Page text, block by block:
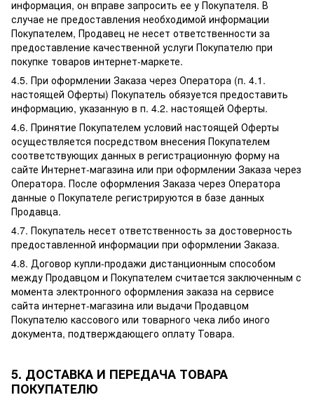
информация, он вправе запросить ее у Покупателя. В
случае не предоставления необходимой информации
Покупателем, Продавец не несет ответственности за
предоставление качественной услуги Покупателю при
покупке товаров интернет-маркете.
4.5. При оформлении Заказа через Оператора (п. 4.1.
настоящей Оферты) Покупатель обязуется предоставить
информацию, указанную в п. 4.2. настоящей Оферты.
4.6. Принятие Покупателем условий настоящей Оферты
осуществляется посредством внесения Покупателем
соответствующих данных в регистрационную форму на
сайте Интернет-магазина или при оформлении Заказа через
Оператора. После оформления Заказа через Оператора
данные о Покупателе регистрируются в базе данных
Продавца.
4.7. Покупатель несет ответственность за достоверность
предоставленной информации при оформлении Заказа.
4.8. Договор купли-продажи дистанционным способом
между Продавцом и Покупателем считается заключенным с
момента электронного оформления заказа на сервисе
сайта интернет-магазина или выдачи Продавцом
Покупателю кассового или товарного чека либо иного
документа, подтверждающего оплату Товара.
5. ДОСТАВКА И ПЕРЕДАЧА ТОВАРА
ПОКУПАТЕЛЮ